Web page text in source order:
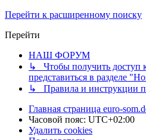
Перейти к расширенному поиску
Перейти
НАШ ФОРУМ
↳ Чтобы получить доступ
представиться в разделе
↳ Правила и инструкции
Главная страница euro-
Часовой пояс: UTC+02:00
Удалить cookies